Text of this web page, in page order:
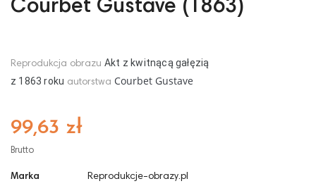
Courbet Gustave (1863)
Reprodukcja obrazu Akt z kwitnącą gałęzią
z 1863 roku autorstwa Courbet Gustave
99,63 zł
Brutto
Marka
Reprodukcje-obrazy.pl